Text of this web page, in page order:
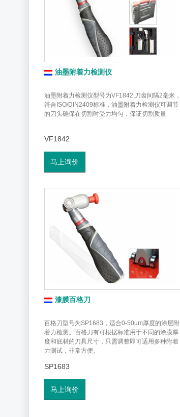
油墨附着力检测仪
油墨附着力检测仪型号为VF1842,刀齿间隔2毫米，
符合ISO/DIN2409标准，油墨附着力检测仪可调节
的刀头确保在切割时受力均匀，保证切割质量
VF1842
马上询价
漆膜百格刀
百格刀型号为SP1683，适合0-50µm厚度的涂层附
着力检测。百格刀有可根据标准用于不同的涂膜厚
度和底材的刀具尺寸，只需调整即可适用多种附着
力测试，非常方便。
SP1683
马上询价